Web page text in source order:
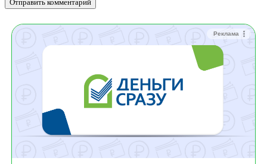
Реклама